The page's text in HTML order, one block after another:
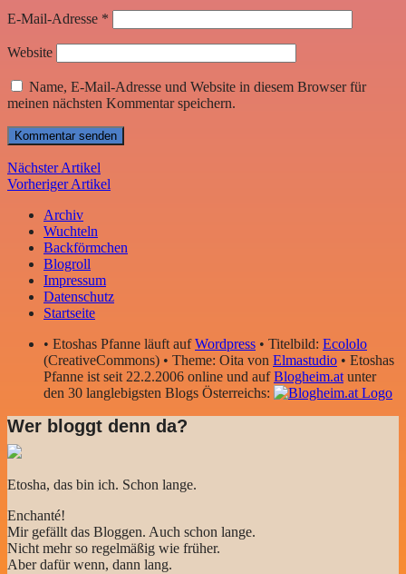
E-Mail-Adresse *
Website
Name, E-Mail-Adresse und Website in diesem Browser für
meinen nächsten Kommentar speichern.
Nächster Artikel
Vorheriger Artikel
Archiv
Wuchteln
Backförmchen
Blogroll
Impressum
Datenschutz
Startseite
• Etoshas Pfanne läuft aufWordpress • Titelbild: Ecololo
(CreativeCommons) • Theme: Oita von Elmastudio • Etoshas
Pfanne ist seit 22.2.2006 online und aufBlogheim.at unter
den 30 langlebigsten Blogs Österreichs:
Wer bloggt denn da?
Etosha, das bin ich. Schon lange.
Enchanté!
Mir gefällt das Bloggen. Auch schon lange.
Nicht mehr so regelmäßig wie früher.
Aber dafür wenn, dann lang.